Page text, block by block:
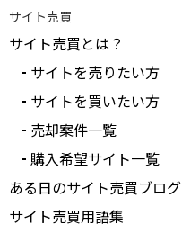
サイト売買
サイト売買とは？
サイトを売りたい方
サイトを買いたい方
売却案件一覧
購入希望サイト一覧
ある日のサイト売買ブログ
サイト売買用語集